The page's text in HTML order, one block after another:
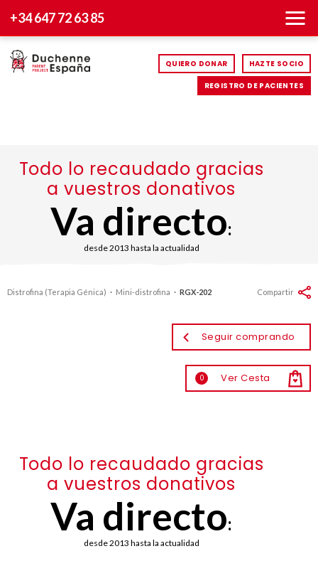
+34 647 72 63 85
QUIERO DONAR HAZTE SOCIO
REGISTRO DE PACIENTES
Todo lo recaudado gracias
a vuestros donativos
Va directo:
desde 2013 hasta la actualidad
Distrofina (Terapia Génica) · Mini-distrofina · RGX-202
Seguir comprando
0 Ver Cesta
Compartir
Todo lo recaudado gracias
a vuestros donativos
Va directo:
desde 2013 hasta la actualidad